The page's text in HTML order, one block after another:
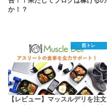
か！？
筋トレ
【レビュー】マッスルデリを注文